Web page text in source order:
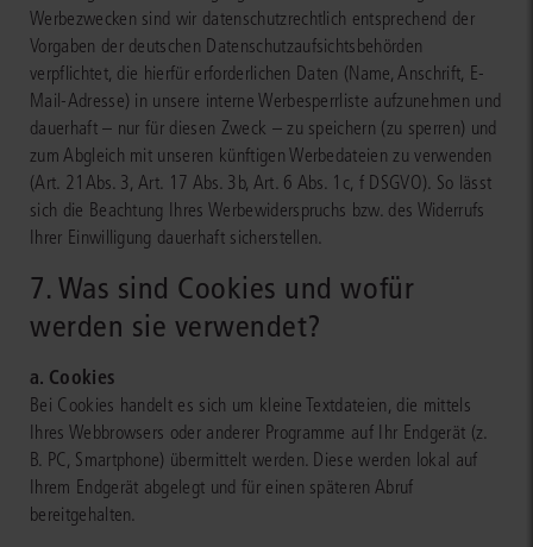
Werbezwecken sind wir datenschutzrechtlich entsprechend der
Vorgaben der deutschen Datenschutzaufsichtsbehörden
verpflichtet, die hierfür erforderlichen Daten (Name, Anschrift, E-
Mail-Adresse) in unsere interne Werbesperrliste aufzunehmen und
dauerhaft – nur für diesen Zweck – zu speichern (zu sperren) und
zum Abgleich mit unseren künftigen Werbedateien zu verwenden
(Art. 21Abs. 3, Art. 17 Abs. 3b, Art. 6 Abs. 1c, f DSGVO). So lässt
sich die Beachtung Ihres Werbewiderspruchs bzw. des Widerrufs
Ihrer Einwilligung dauerhaft sicherstellen.
7. Was sind Cookies und wofür
werden sie verwendet?
a. Cookies
Bei Cookies handelt es sich um kleine Textdateien, die mittels
Ihres Webbrowsers oder anderer Programme auf Ihr Endgerät (z.
B. PC, Smartphone) übermittelt werden. Diese werden lokal auf
Ihrem Endgerät abgelegt und für einen späteren Abruf
bereitgehalten.